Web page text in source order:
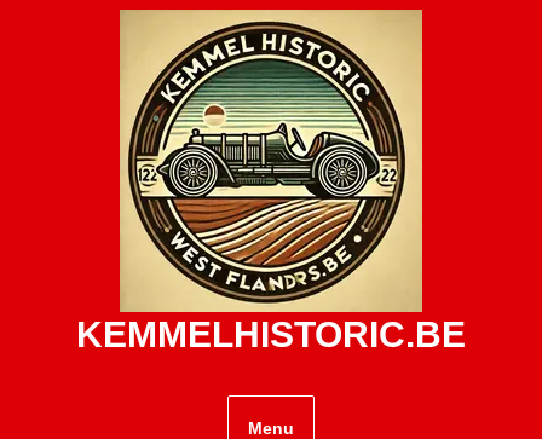
KEMMELHISTORIC.BE
Menu